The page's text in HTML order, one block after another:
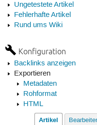
Ungetestete Artikel
Fehlerhafte Artikel
Rund ums Wiki
Konfiguration
Backlinks anzeigen
Exportieren
Metadaten
Rohformat
HTML
Artikel